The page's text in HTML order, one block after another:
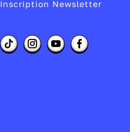
Inscription Newsletter